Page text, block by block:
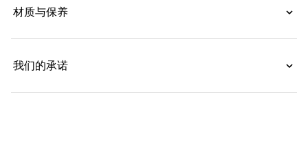
材质与保养
我们的承诺